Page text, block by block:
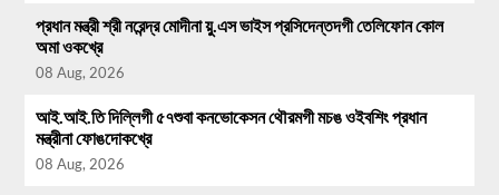
প্রধান মন্ত্রী শ্রী নরেন্দ্র মোদীনা য়ু.এস ভাইস প্রসিদেন্তদগী তেলিফোন কোল
অমা ওকখ্রে
08 Aug, 2026
আই.আই.তি দিল্লিগী ৫৭শুবা কনভোকেসন থৌরমগী মচঙ ওইবশিং প্রধান
মন্ত্রীনা ফোঙদোকখ্রে
08 Aug, 2026